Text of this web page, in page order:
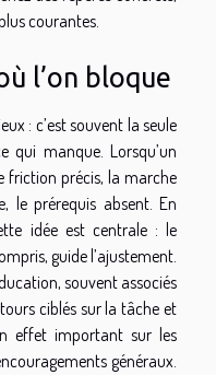
courantes.
l’on bloque
: c’est souvent la seule
manque. Lorsqu’un
friction précis, la marche
le prérequis absent. En
idée est centrale : le
guide l’ajustement.
souvent associés
ciblés sur la tâche et
effet important sur les
généraux.